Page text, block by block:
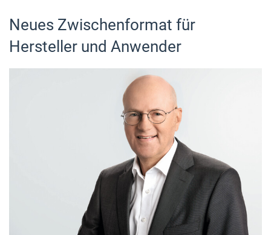
Neues Zwischenformat für
Hersteller und Anwender